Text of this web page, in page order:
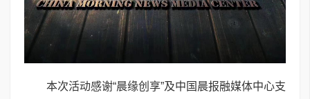
本次活动感谢“晨缘创享”及中国晨报融媒体中心支